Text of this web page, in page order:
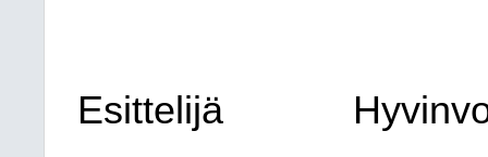
Esittelijä